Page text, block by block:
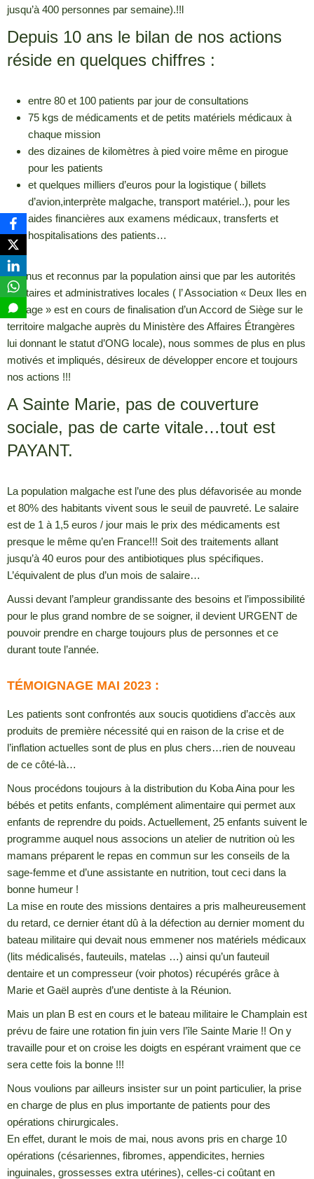
jusqu’à 400 personnes par semaine).!!l
Depuis 10 ans le bilan de nos actions
réside en quelques chiffres :
entre 80 et 100 patients par jour de consultations
75 kgs de médicaments et de petits matériels médicaux à
chaque mission
des dizaines de kilomètres à pied voire même en pirogue
pour les patients
et quelques milliers d’euros pour la logistique ( billets
d’avion,interprète malgache, transport matériel..), pour les
aides financières aux examens médicaux, transferts et
hospitalisations des patients…
Connus et reconnus par la population ainsi que par les autorités
sanitaires et administratives locales ( l’ Association « Deux Iles en
Partage » est en cours de finalisation d’un Accord de Siège sur le
territoire malgache auprès du Ministère des Affaires Étrangères
lui donnant le statut d’ONG locale), nous sommes de plus en plus
motivés et impliqués, désireux de développer encore et toujours
nos actions !!!
A Sainte Marie, pas de couverture
sociale, pas de carte vitale…tout est
PAYANT.
La population malgache est l’une des plus défavorisée au monde
et 80% des habitants vivent sous le seuil de pauvreté. Le salaire
est de 1 à 1,5 euros / jour mais le prix des médicaments est
presque le même qu’en France!!! Soit des traitements allant
jusqu’à 40 euros pour des antibiotiques plus spécifiques.
L’équivalent de plus d’un mois de salaire…
Aussi devant l’ampleur grandissante des besoins et l’impossibilité
pour le plus grand nombre de se soigner, il devient URGENT de
pouvoir prendre en charge toujours plus de personnes et ce
durant toute l’année.
TÉMOIGNAGE MAI 2023 :
Les patients sont confrontés aux soucis quotidiens d’accès aux
produits de première nécessité qui en raison de la crise et de
l’inflation actuelles sont de plus en plus chers…rien de nouveau
de ce côté-là…
Nous procédons toujours à la distribution du Koba Aina pour les
bébés et petits enfants, complément alimentaire qui permet aux
enfants de reprendre du poids. Actuellement, 25 enfants suivent le
programme auquel nous associons un atelier de nutrition où les
mamans préparent le repas en commun sur les conseils de la
sage-femme et d’une assistante en nutrition, tout ceci dans la
bonne humeur !
La mise en route des missions dentaires a pris malheureusement
du retard, ce dernier étant dû à la défection au dernier moment du
bateau militaire qui devait nous emmener nos matériels médicaux
(lits médicalisés, fauteuils, matelas …) ainsi qu’un fauteuil
dentaire et un compresseur (voir photos) récupérés grâce à
Marie et Gaël auprès d’une dentiste à la Réunion.
Mais un plan B est en cours et le bateau militaire le Champlain est
prévu de faire une rotation fin juin vers l’île Sainte Marie !! On y
travaille pour et on croise les doigts en espérant vraiment que ce
sera cette fois la bonne !!!
Nous voulions par ailleurs insister sur un point particulier, la prise
en charge de plus en plus importante de patients pour des
opérations chirurgicales.
En effet, durant le mois de mai, nous avons pris en charge 10
opérations (césariennes, fibromes, appendicites, hernies
inguinales, grossesses extra utérines), celles-ci coûtant en